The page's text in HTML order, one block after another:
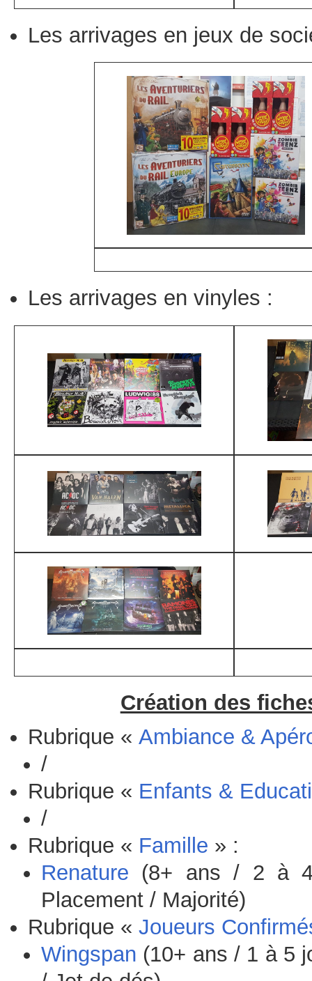
Les arrivages en jeux de
Les arrivages en vinyles :
Création des
Rubrique « Ambiance &
/
Rubrique « Enfants &
/
Rubrique « Famille » :
Renature (8+ ans / 2 à
Placement / Majorité)
Rubrique « Joueurs
Wingspan (10+ ans / 1 à 5